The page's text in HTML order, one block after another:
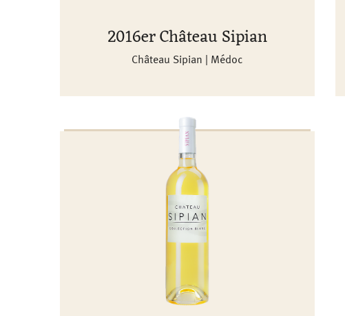
2016er Château Sipian
Château Sipian | Médoc